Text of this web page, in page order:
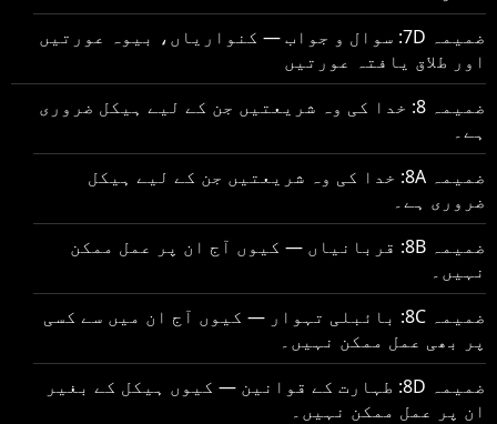
ضمیمہ 7D: سوال و جواب — کنواریاں، بیوہ عورتیں
اور طلاق یافتہ عورتیں
ضمیمہ 8: خدا کی وہ شریعتیں جن کے لیے ہیکل ضروری
ہے۔
ضمیمہ 8A: خدا کی وہ شریعتیں جن کے لیے ہیکل
ضروری ہے۔
ضمیمہ 8B: قربانیاں — کیوں آج ان پر عمل ممکن
نہیں۔
ضمیمہ 8C: بائبلی تہوار — کیوں آج ان میں سے کسی
پر بھی عمل ممکن نہیں۔
ضمیمہ 8D: طہارت کے قوانین — کیوں ہیکل کے بغیر
ان پر عمل ممکن نہیں۔